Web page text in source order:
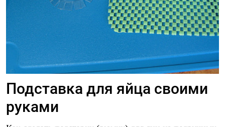
Подставка для яйца своими
руками